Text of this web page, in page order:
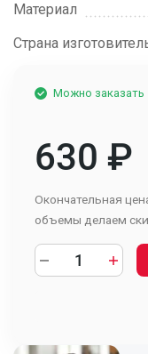
Материал
Страна
Можно заказать
630 ₽
Окончательная
объемы делаем